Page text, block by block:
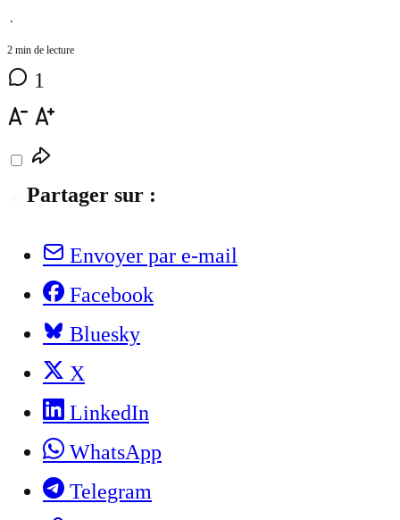
⋅
2 min de lecture
1
Partager sur :
Envoyer par e-mail
Facebook
Bluesky
X
LinkedIn
WhatsApp
Telegram